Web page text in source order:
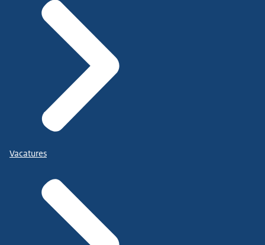
Vacatures